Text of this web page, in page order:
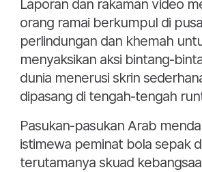
Laporan dan rakaman video
orang ramai berkumpul di
perlindungan dan khemah
menyaksikan aksi bintang-
dunia menerusi skrin
dipasang di tengah-tengah
Pasukan-pasukan Arab
istimewa peminat bola sepak
terutamanya skuad